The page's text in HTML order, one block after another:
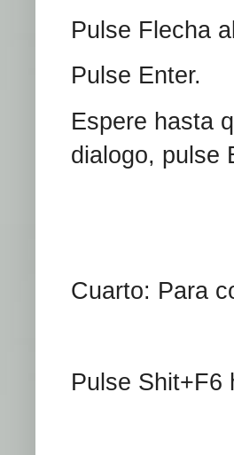
Pulse Flecha
Pulse Enter.
Espere hasta
dialogo, pulse
Cuarto: Para
Pulse Shit+F6